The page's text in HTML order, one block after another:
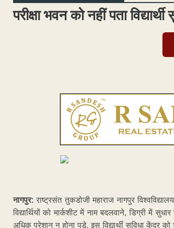
परीक्षा भवन को नहीं पता
नागपुर:राष्ट्रसंत तुकडोजी महाराज नागपुर
विद्यार्थियों को मार्कशीट में नाम बदलवाने, डिग्री में
अधिक परेशान न होना पड़े. इस विद्यार्थी सुविधा केंद्र